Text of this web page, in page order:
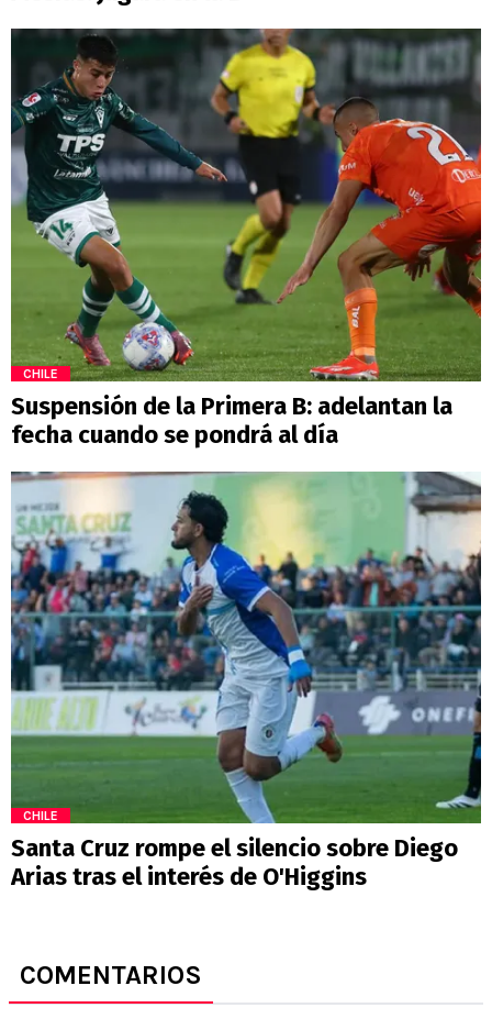
CHILE
Suspensión de la Primera B: adelantan la
fecha cuando se pondrá al día
CHILE
Santa Cruz rompe el silencio sobre Diego
Arias tras el interés de O'Higgins
COMENTARIOS